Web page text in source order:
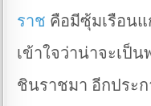
ราช คือมีซุ้มเรือน
เข้าใจว่าน่าจะเป็
ชินราชมา อีกประก